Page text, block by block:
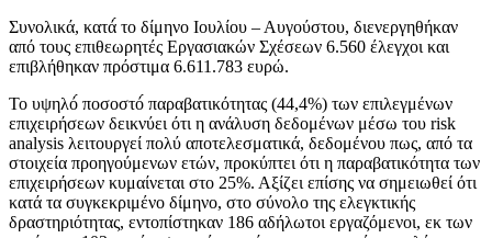
Συνολικά, κατά́ το δίμηνο Ιουλίου – Αυγούστου, διενεργηθήκαν
από τους επιθεωρητές Εργασιακών Σχέσεων 6.560 έλεγχοι και
επιβλήθηκαν πρόστιμα 6.611.783 ευρώ.
Το υψηλό́ ποσοστό́ παραβατικότητας (44,4%) των επιλεγμένων
επιχειρήσεων δεικνύει ότι η ανάλυση δεδομένων μέσω του risk
analysis λειτουργεί πολύ αποτελεσματικά, δεδομένου πως, από τα
στοιχεία προηγούμενων ετών, προκύπτει ότι η παραβατικότητα των
επιχειρήσεων κυμαίνεται στο 25%. Αξίζει επίσης να σημειωθεί ότι
κατά τα συγκεκριμένο δίμηνο, στο σύνολο της ελεγκτικής
δραστηριότητας, εντοπίστηκαν 186 αδήλωτοι εργαζόμενοι, εκ των